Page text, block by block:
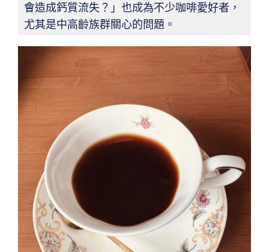
會造成鈣質流失？」也成為不少咖啡愛好者，
尤其是中高齡族群關心的問題。